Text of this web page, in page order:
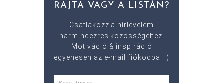
RAJTA VAGY A LISTÁN?
Csatlakozz a hírlevelem
harmincezres közösségéhez!
Motiváció & inspiráció
egyenesen az e-mail fiókodba! :)